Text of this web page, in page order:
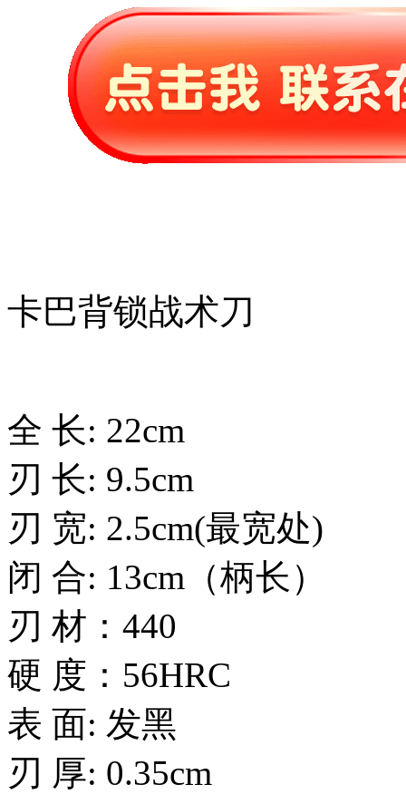
卡巴背锁战术刀
全 长: 22cm
刃 长: 9.5cm
刃 宽: 2.5cm(最宽处)
闭 合: 13cm（柄长）
刃 材：440
硬 度：56HRC
表 面: 发黑
刃 厚: 0.35cm